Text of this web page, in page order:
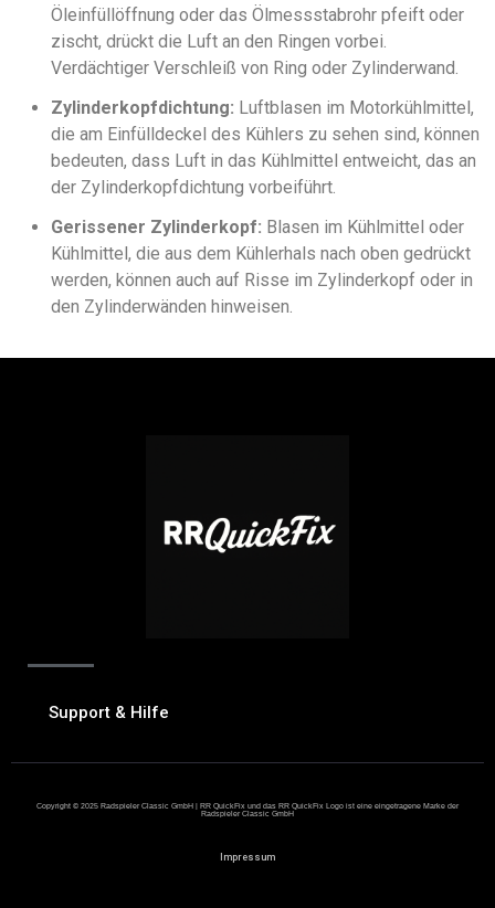
Öleinfüllöffnung oder das Ölmessstabrohr pfeift oder
zischt, drückt die Luft an den Ringen vorbei.
Verdächtiger Verschleiß von Ring oder Zylinderwand.
Zylinderkopfdichtung: Luftblasen im Motorkühlmittel,
die am Einfülldeckel des Kühlers zu sehen sind, können
bedeuten, dass Luft in das Kühlmittel entweicht, das an
der Zylinderkopfdichtung vorbeiführt.
Gerissener Zylinderkopf: Blasen im Kühlmittel oder
Kühlmittel, die aus dem Kühlerhals nach oben gedrückt
werden, können auch auf Risse im Zylinderkopf oder in
den Zylinderwänden hinweisen.
Support & Hilfe
Copyright © 2025 Radspieler Classic GmbH | RR QuickFix und das RR QuickFix Logo ist eine eingetragene Marke der
Radspieler Classic GmbH
Impressum